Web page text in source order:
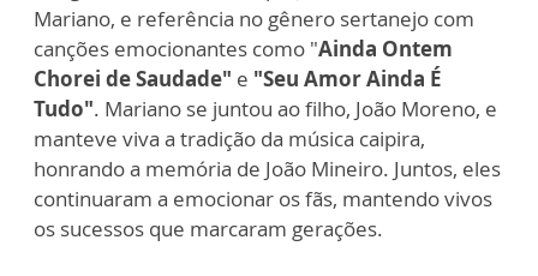
Mariano, e referência no gênero sertanejo com
canções emocionantes como "Ainda Ontem
Chorei de Saudade" e "Seu Amor Ainda É
Tudo". Mariano se juntou ao filho, João Moreno, e
manteve viva a tradição da música caipira,
honrando a memória de João Mineiro. Juntos, eles
continuaram a emocionar os fãs, mantendo vivos
os sucessos que marcaram gerações.